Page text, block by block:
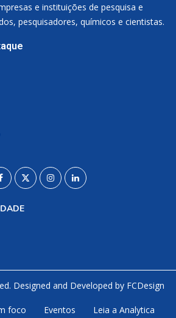
e instituições de pesquisa e
pesquisadores, químicos e cientistas.
Designed and Developed by FCDesign
foco Eventos
Leia a Analytica